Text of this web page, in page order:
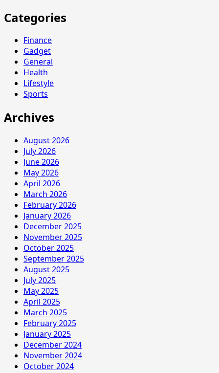
Categories
Finance
Gadget
General
Health
Lifestyle
Sports
Archives
August 2026
July 2026
June 2026
May 2026
April 2026
March 2026
February 2026
January 2026
December 2025
November 2025
October 2025
September 2025
August 2025
July 2025
May 2025
April 2025
March 2025
February 2025
January 2025
December 2024
November 2024
October 2024